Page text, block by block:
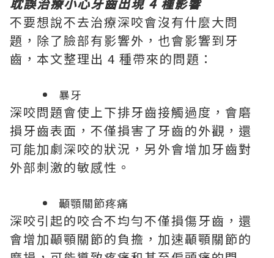
不要想說不去治療深咬會沒有什麼大問
題，除了臉部有影響外，也會影響到牙
齒，本文整理出 4 種帶來的問題：
暴牙
深咬問題會使上下排牙齒接觸過度，會磨
損牙齒表面，不僅損害了牙齒的外觀，還
可能加劇深咬的狀況，另外會增加牙齒對
外部刺激的敏感性。
顳顎關節疼痛
深咬引起的咬合不均勻不僅損傷牙齒，還
會增加顳顎關節的負擔，加速顳顎關節的